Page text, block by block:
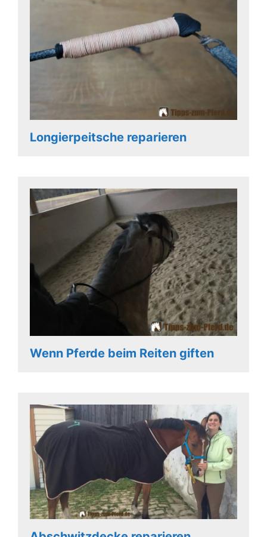
Longierpeitsche reparieren
Wenn Pferde beim Reiten giften